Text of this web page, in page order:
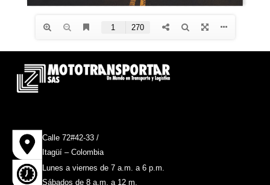
Calle 72#42-33 /
Itagüí – Colombia
Lunes a viernes de 7 a.m. a 6 p.m.
Sábados de 8 a.m. a 12 m.